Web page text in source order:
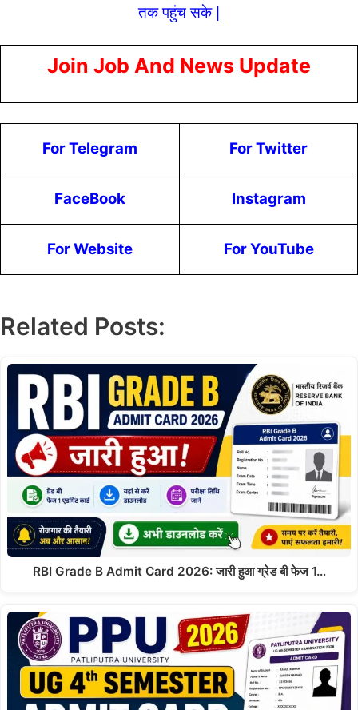
तक पहुंच सके |
Join Job And News Update
For Telegram For Twitter
FaceBook Instagram
For Website For YouTube
Related Posts:
RBI Grade B Admit Card 2026: जारी हुआ ग्रेड बी फेज 1…